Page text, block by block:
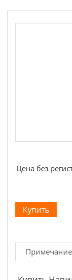
Конденсаторы
Якоря,
Цена без
Примечание